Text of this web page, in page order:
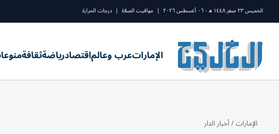
الخميس ٢٣ صفر ١٤٤٨ ه - ٠٦ أغسطس ٢٠٢٦ | مواقيت الصلاة | درجات الحرارة
الإماراتعرب وعالماقتصادرياضةثقافة
الإمارات/أخبار الدار